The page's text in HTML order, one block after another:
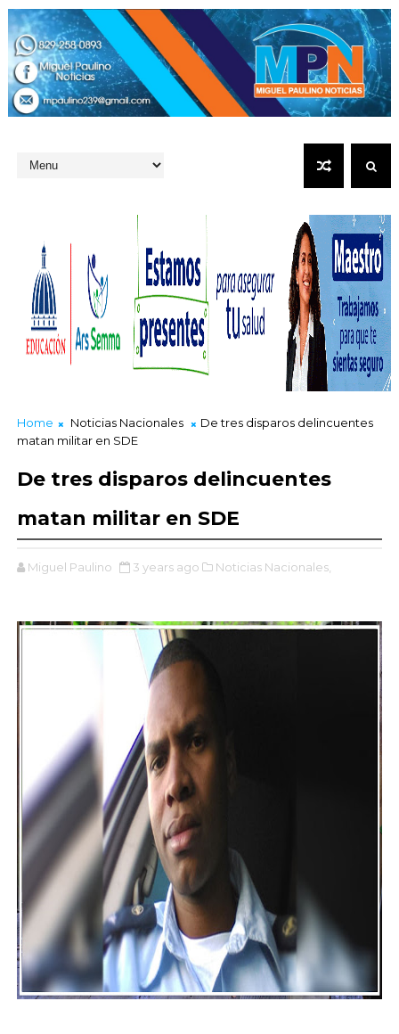
Home Noticias Nacionales
De tres disparos delincuentes
matan militar en SDE
De tres disparos delincuentes
matan militar en SDE
Miguel Paulino 3 years ago Noticias Nacionales,